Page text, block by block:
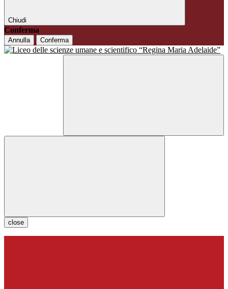
Chiudi
Conferma
Annulla Conferma
close